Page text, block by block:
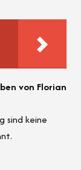
von Florian
sind keine